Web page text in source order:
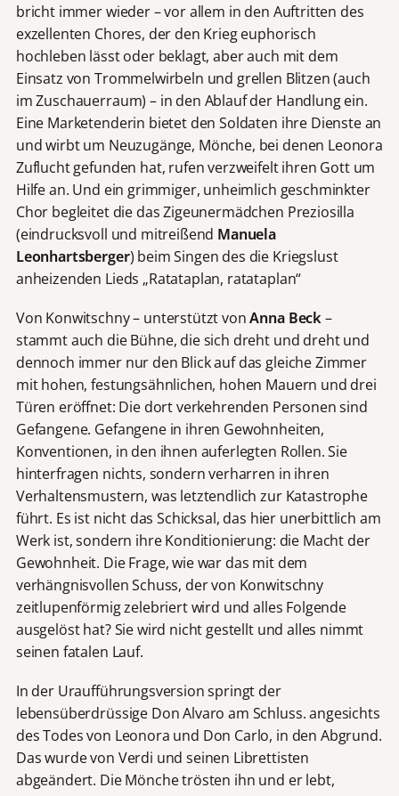
bricht immer wieder – vor allem in den Auftritten des
exzellenten Chores, der den Krieg euphorisch
hochleben lässt oder beklagt, aber auch mit dem
Einsatz von Trommelwirbeln und grellen Blitzen (auch
im Zuschauerraum) – in den Ablauf der Handlung ein.
Eine Marketenderin bietet den Soldaten ihre Dienste an
und wirbt um Neuzugänge, Mönche, bei denen Leonora
Zuflucht gefunden hat, rufen verzweifelt ihren Gott um
Hilfe an. Und ein grimmiger, unheimlich geschminkter
Chor begleitet die das Zigeunermädchen Preziosilla
(eindrucksvoll und mitreißend Manuela
Leonhartsberger) beim Singen des die Kriegslust
anheizenden Lieds „Ratataplan, ratataplan“
Von Konwitschny – unterstützt vonAnna Beck–
stammt auch die Bühne, die sich dreht und dreht und
dennoch immer nur den Blick auf das gleiche Zimmer
mit hohen, festungsähnlichen, hohen Mauern und drei
Türen eröffnet: Die dort verkehrenden Personen sind
Gefangene. Gefangene in ihren Gewohnheiten,
Konventionen, in den ihnen auferlegten Rollen. Sie
hinterfragen nichts, sondern verharren in ihren
Verhaltensmustern, was letztendlich zur Katastrophe
führt. Es ist nicht das Schicksal, das hier unerbittlich am
Werk ist, sondern ihre Konditionierung: die Macht der
Gewohnheit. Die Frage, wie war das mit dem
verhängnisvollen Schuss, der von Konwitschny
zeitlupenförmig zelebriert wird und alles Folgende
ausgelöst hat? Sie wird nicht gestellt und alles nimmt
seinen fatalen Lauf.
In der Uraufführungsversion springt der
lebensüberdrüssige Don Alvaro am Schluss. angesichts
des Todes von Leonora und Don Carlo, in den Abgrund.
Das wurde von Verdi und seinen Librettisten
abgeändert. Die Mönche trösten ihn und er lebt,